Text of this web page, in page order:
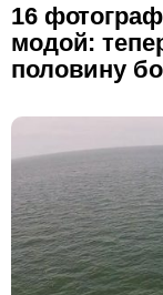
16
модой:
половину